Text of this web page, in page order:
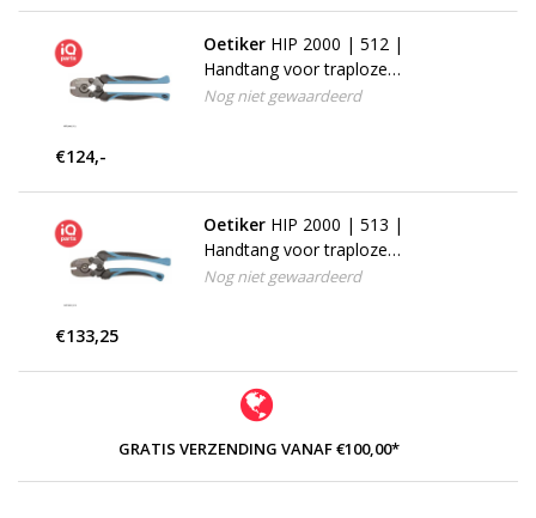
Oetiker HIP 2000 | 512 |
Handtang voor traploze
Spanklemmen 168
Nog niet gewaardeerd
€124,-
Oetiker HIP 2000 | 513 |
Handtang voor traploze
Spanklemmen 168
Nog niet gewaardeerd
€133,25
GRATIS VERZENDING VANAF €100,00*